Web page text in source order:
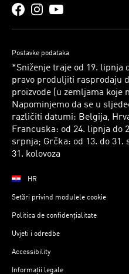
Postavke podataka
*Sniženje traje od 19. lipnja
pravo produljiti rasprodaju
proizvode (u zemljama koje
Napominjemo da se u
različiti datumi: Belgija,
Francuska: od 24. lipnja do
srpnja; Grčka: od 13. do
31. kolovoza
HR
Setări privind modulele cookie
Politica de confidențialitate
Uvjeti i odredbe
Accessibility
Informații legale